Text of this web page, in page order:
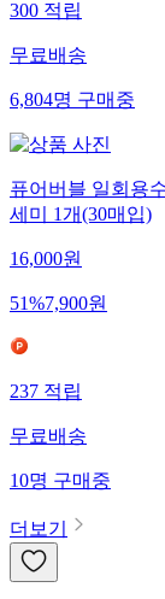
300적립
무료배송
6,804명구매중
퓨어버블 일회용
세미 1개(30매입)
16,000원
51%7,900원
237적립
무료배송
10명구매중
더보기